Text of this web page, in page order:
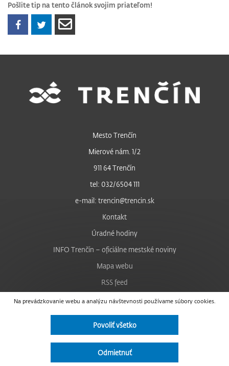
Pošlite tip na tento článok svojim priateľom!
Na prevádzkovanie webu a analýzu návštevnosti používame súbory cookies.
Povoliť všetko
Odmietnuť
Mesto Trenčín
Mierové nám. 1/2
911 64 Trenčín
tel: 032/6504 111
e-mail: trencin@trencin.sk
Kontakt
Úradné hodiny
INFO Trenčín – oficiálne mestské noviny
Mapa webu
RSS feed
Nastavenie cookies
Facebook
Instagram
Vyhlásenie o prístupnosti